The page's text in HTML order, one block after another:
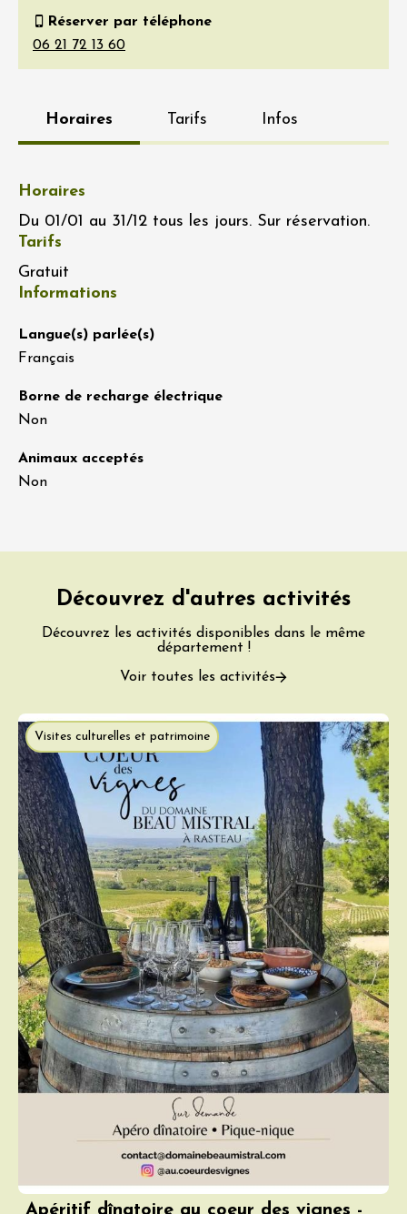
Réserver par téléphone
Horaires Tarifs Infos
Horaires
Du 01/01 au 31/12 tous les jours. Sur réservation.
Tarifs
Gratuit
Informations
Langue(s) parlée(s)
Français
Borne de recharge électrique
Non
Animaux acceptés
Non
Découvrez d'autres activités
Découvrez les activités disponibles dans le même
département !
Voir toutes les activités
Visites culturelles et patrimoine